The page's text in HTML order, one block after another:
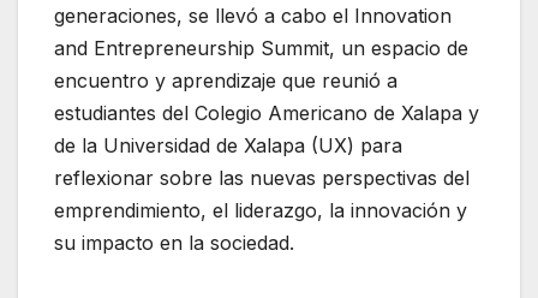
generaciones, se llevó a cabo el Innovation
and Entrepreneurship Summit, un espacio de
encuentro y aprendizaje que reunió a
estudiantes del Colegio Americano de Xalapa y
de la Universidad de Xalapa (UX) para
reflexionar sobre las nuevas perspectivas del
emprendimiento, el liderazgo, la innovación y
su impacto en la sociedad.